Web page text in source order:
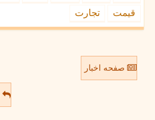
قیمت
تجارت
صفحه اخبار